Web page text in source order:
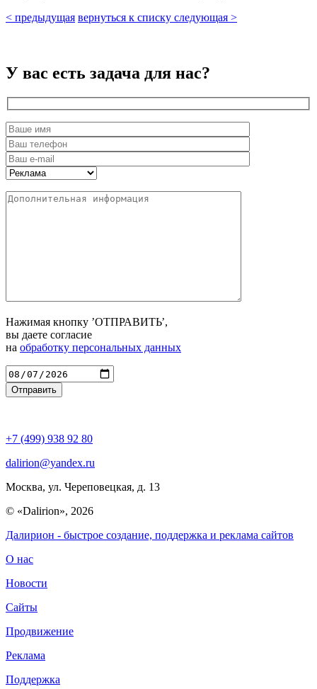
< предыдущая вернуться к списку следующая >
У вас есть задача для нас?
Нажимая кнопку ’ОТПРАВИТЬ’,
вы даете согласие
на обработку персональных данных
+7 (499) 938 92 80
dalirion@yandex.ru
Москва, ул. Череповецкая, д. 13
© «Dalirion», 2026
Далирион - быстрое создание, поддержка и реклама сайтов
О нас
Новости
Сайты
Продвижение
Реклама
Поддержка